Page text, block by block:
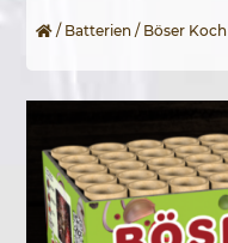
/ Batterien / Böser Koch